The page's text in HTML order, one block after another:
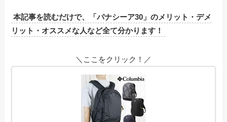
本記事を読むだけで、「パナシーア30」のメリット・デメ
リット・オススメな人など全て分かります！
＼ここをクリック！／